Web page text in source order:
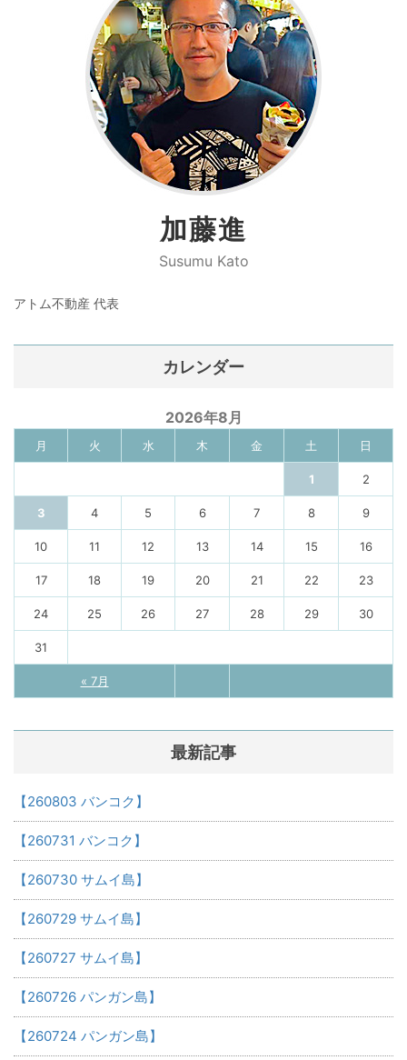
加藤進
Susumu Kato
アトム不動産 代表
カレンダー
2026年8月
月 火 水 木 金 土 日
« 7月
1 2
3 4 5 6 7 8 9
10 11 12 13 14 15 16
17 18 19 20 21 22 23
24 25 26 27 28 29 30
31
最新記事
【260803 バンコク】
【260731 バンコク】
【260730 サムイ島】
【260729 サムイ島】
【260727 サムイ島】
【260726 パンガン島】
【260724 パンガン島】